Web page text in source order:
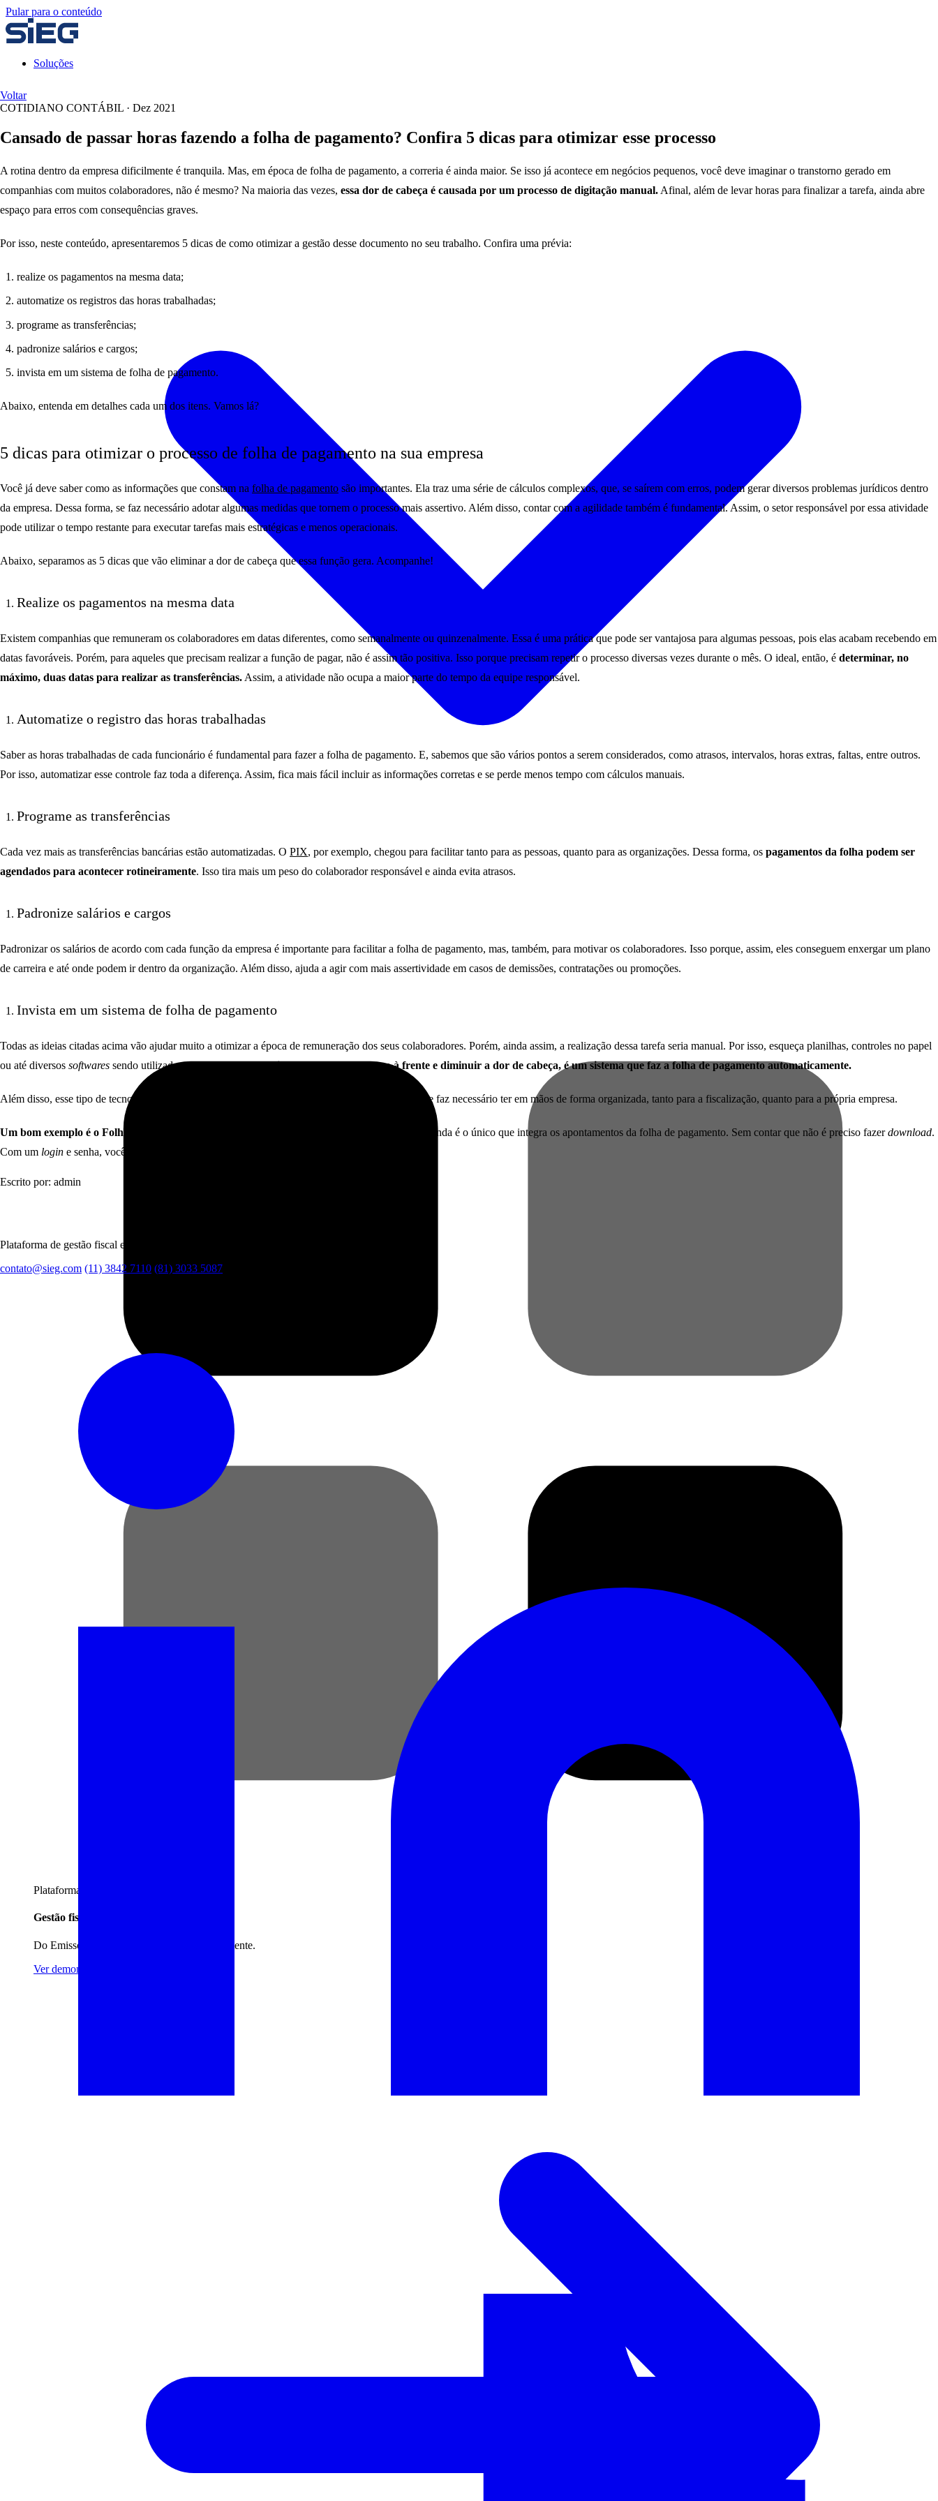
Pular para o conteúdo
Soluções
Plataforma completa
Gestão fiscal e contábil integrada
Do Emissor ao IRPF, tudo em um único ambiente.
Ver demonstração
Voltar
COTIDIANO CONTÁBIL · Dez 2021
Cansado de passar horas fazendo a folha de pagamento? Confira 5 dicas para otimizar esse processo
A rotina dentro da empresa dificilmente é tranquila. Mas, em época de folha de pagamento, a correria é ainda maior. Se isso já acontece em negócios pequenos, você deve imaginar o transtorno gerado em
companhias com muitos colaboradores, não é mesmo? Na maioria das vezes, essa dor de cabeça é causada por um processo de digitação manual. Afinal, além de levar horas para finalizar a tarefa, ainda abre
espaço para erros com consequências graves.
Por isso, neste conteúdo, apresentaremos 5 dicas de como otimizar a gestão desse documento no seu trabalho. Confira uma prévia:
realize os pagamentos na mesma data;
automatize os registros das horas trabalhadas;
programe as transferências;
padronize salários e cargos;
invista em um sistema de folha de pagamento.
Abaixo, entenda em detalhes cada um dos itens. Vamos lá?
5 dicas para otimizar o processo de folha de pagamento na sua empresa
Você já deve saber como as informações que constam na folha de pagamento são importantes. Ela traz uma série de cálculos complexos, que, se saírem com erros, podem gerar diversos problemas jurídicos dentro
da empresa. Dessa forma, se faz necessário adotar algumas medidas que tornem o processo mais assertivo. Além disso, contar com a agilidade também é fundamental. Assim, o setor responsável por essa atividade
pode utilizar o tempo restante para executar tarefas mais estratégicas e menos operacionais.
Abaixo, separamos as 5 dicas que vão eliminar a dor de cabeça que essa função gera. Acompanhe!
Realize os pagamentos na mesma data
Existem companhias que remuneram os colaboradores em datas diferentes, como semanalmente ou quinzenalmente. Essa é uma prática que pode ser vantajosa para algumas pessoas, pois elas acabam recebendo em
datas favoráveis. Porém, para aqueles que precisam realizar a função de pagar, não é assim tão positiva. Isso porque precisam repetir o processo diversas vezes durante o mês. O ideal, então, é determinar, no
máximo, duas datas para realizar as transferências. Assim, a atividade não ocupa a maior parte do tempo da equipe responsável.
Automatize o registro das horas trabalhadas
Saber as horas trabalhadas de cada funcionário é fundamental para fazer a folha de pagamento. E, sabemos que são vários pontos a serem considerados, como atrasos, intervalos, horas extras, faltas, entre outros.
Por isso, automatizar esse controle faz toda a diferença. Assim, fica mais fácil incluir as informações corretas e se perde menos tempo com cálculos manuais.
Programe as transferências
Cada vez mais as transferências bancárias estão automatizadas. O PIX, por exemplo, chegou para facilitar tanto para as pessoas, quanto para as organizações. Dessa forma, os pagamentos da folha podem ser
agendados para acontecer rotineiramente. Isso tira mais um peso do colaborador responsável e ainda evita atrasos.
Padronize salários e cargos
Padronizar os salários de acordo com cada função da empresa é importante para facilitar a folha de pagamento, mas, também, para motivar os colaboradores. Isso porque, assim, eles conseguem enxergar um plano
de carreira e até onde podem ir dentro da organização. Além disso, ajuda a agir com mais assertividade em casos de demissões, contratações ou promoções.
Invista em um sistema de folha de pagamento
Todas as ideias citadas acima vão ajudar muito a otimizar a época de remuneração dos seus colaboradores. Porém, ainda assim, a realização dessa tarefa seria manual. Por isso, esqueça planilhas, controles no papel
ou até diversos softwares sendo utilizados ao mesmo tempo.O ideal para dar um passo à frente e diminuir a dor de cabeça, é um sistema que faz a folha de pagamento automaticamente.
Além disso, esse tipo de tecnologia facilita os . Como esse é um documento obrigatório, se faz necessário ter em mãos de forma organizada, tanto para a fiscalização, quanto para a própria empresa.
Um bom exemplo é o Folha SIEG. Simples e eficiente, ele elimina a necessidade de digitação e ainda é o único que integra os apontamentos da folha de pagamento. Sem contar que não é preciso fazerdownload.
Com um login e senha, você está pronto para utilizar.
Escrito por: admin
Plataforma de gestão fiscal e automação contábil para escritórios de contabilidade.
contato@sieg.com (11) 3842 7110 (81) 3033 5087